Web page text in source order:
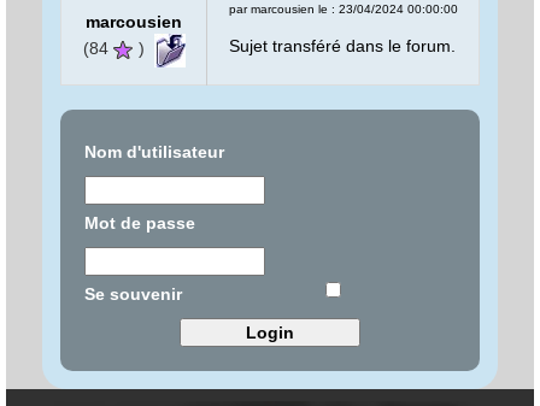
marcousien
(84
)
par marcousien le : 23/04/2024 00:00:00
Sujet transféré dans le forum.
Nom d'utilisateur
Mot de passe
Se souvenir